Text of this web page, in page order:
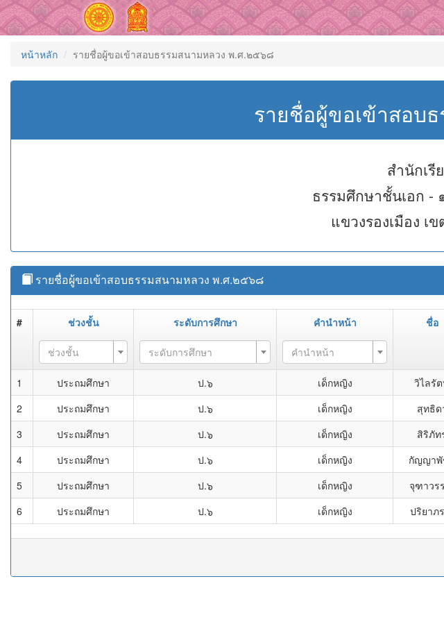
หน้าหลัก รายชื่อผู้ขอเข้าสอบธรรมสนามหลวง พ.ศ.๒๕๖๘
รายชื่อผู้ขอเข้าสอบ
สำนักเรี
ธรรมศึกษาชั้นเอก -
แขวงรองเมือง เ
รายชื่อผู้ขอเข้าสอบธรรมสนามหลวง พ.ศ.๒๕๖๘
# ช่วงชั้น ระดับการศึกษา คำนำหน้า ชื่อ
ช่วงชั้น ระดับการศึกษา คำนำหน้า
1 ประถมศึกษา ป.๖ เด็กหญิง วิไลรั
2
ประถมศึกษา ป.๖ เด็กหญิง สุทธิด
3
ประถมศึกษา ป.๖ เด็กหญิง สิริภัท
4
ประถมศึกษา ป.๖ เด็กหญิง กัญญาพั
5
ประถมศึกษา ป.๖ เด็กหญิง จุฑาว
6
ประถมศึกษา ป.๖ เด็กหญิง ปริยาภ